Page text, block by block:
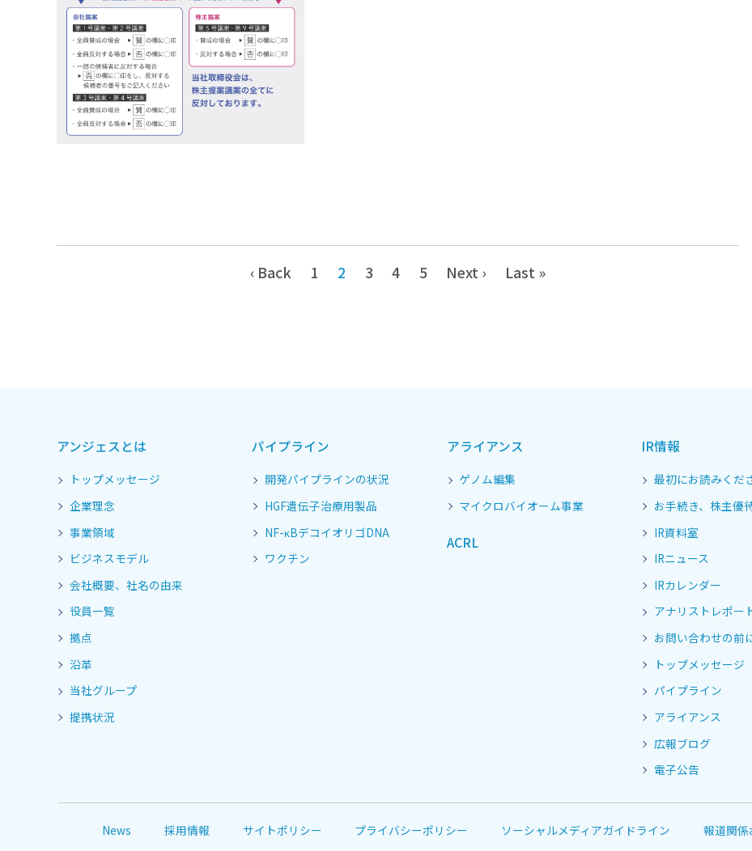
‹ Back 1 2 3 4 5 Next › Last »
アンジェスとは
トップメッセージ
企業理念
事業領域
ビジネスモデル
会社概要、社名の由来
役員一覧
拠点
沿革
当社グループ
提携状況
パイプライン
開発パイプラインの状況
HGF遺伝子治療用製品
NF-κBデコイオリゴDNA
ワクチン
アライアンス
ゲノム編集
マイクロバイオーム事業
ACRL
IR情報
最初にお読みくだ
お手続き、株主優
IR資料室
IRニュース
IRカレンダー
アナリストレポー
お問い合わせの前
トップメッセージ
パイプライン
アライアンス
広報ブログ
電子公告
News 採用情報 サイトポリシー プライバシーポリシー ソーシャルメディアガイドライン 報道関